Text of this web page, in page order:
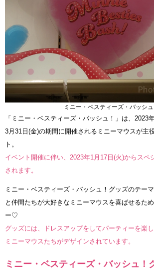
ミニー・ベスティーズ・バッシュ
「ミニー・ベスティーズ・バッシュ！」は、2023
3月31日(金)の期間に開催されるミニーマウスが主
ト。
イベント開催に伴い、2023年1月17日(火)からスペ
されます。
ミニー・ベスティーズ・バッシュ！グッズのテー
と仲間たちが大好きなミニーマウスを喜ばせるた
ー♡
グッズには、ドレスアップをしてパーティーを楽
ミニーマウスたちがデザインされています。
ミニー・ベスティーズ・バッシュ！